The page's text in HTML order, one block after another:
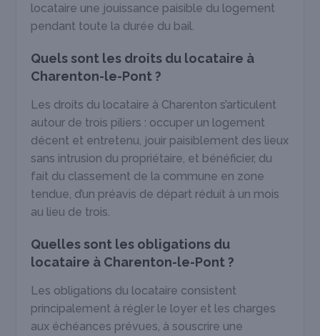
locataire une jouissance paisible du logement
pendant toute la durée du bail.
Quels sont les droits du locataire à
Charenton-le-Pont ?
Les droits du locataire à Charenton s’articulent
autour de trois piliers : occuper un logement
décent et entretenu, jouir paisiblement des lieux
sans intrusion du propriétaire, et bénéficier, du
fait du classement de la commune en zone
tendue, d’un préavis de départ réduit à un mois
au lieu de trois.
Quelles sont les obligations du
locataire à Charenton-le-Pont ?
Les obligations du locataire consistent
principalement à régler le loyer et les charges
aux échéances prévues, à souscrire une